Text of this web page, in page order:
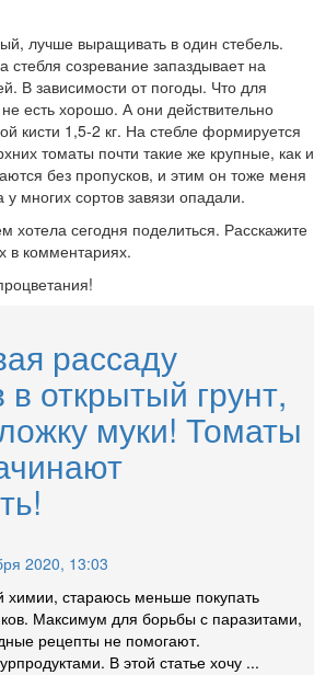
лучше выращивать в один стебель.
созревание запаздывает на
В зависимости от погоды. Что для
есть хорошо. А они действительно
кисти 1,5-2 кг. На стебле формируется
томаты почти такие же крупные, как и
без пропусков, и этим он тоже меня
многих сортов завязи опадали.
хотела сегодня поделиться. Расскажите
в комментариях.
рассаду
открытый грунт,
муки! Томаты
2020, 13:03
химии, стараюсь меньше покупать
Максимум для борьбы с паразитами,
рецепты не помогают.
В этой статье хочу ...